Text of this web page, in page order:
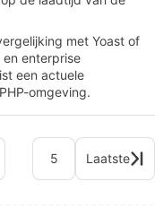
met Yoast of
en enterprise
een actuele
omgeving.
5 Laatste